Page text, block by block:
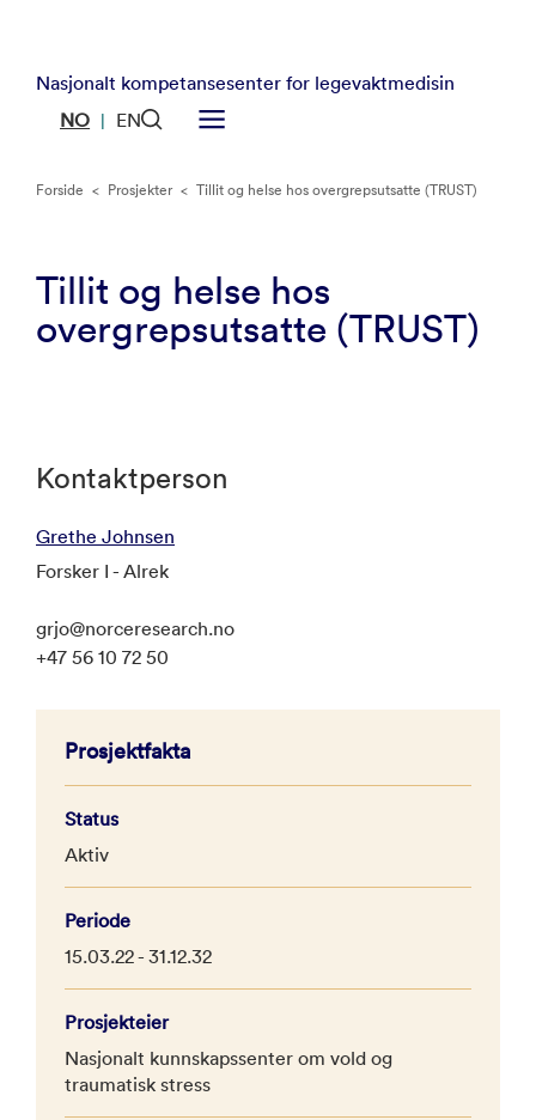
Nasjonalt kompetansesenter for legevaktmedisin
NO | EN
Forside < Prosjekter < Tillit og helse hos overgrepsutsatte (TRUST)
Tillit og helse hos
overgrepsutsatte (TRUST)
Kontaktperson
Grethe Johnsen
Forsker I - Alrek
grjo@norceresearch.no
+47 56 10 72 50
Prosjektfakta
Status
Aktiv
Periode
15.03.22 - 31.12.32
Prosjekteier
Nasjonalt kunnskapssenter om vold og
traumatisk stress